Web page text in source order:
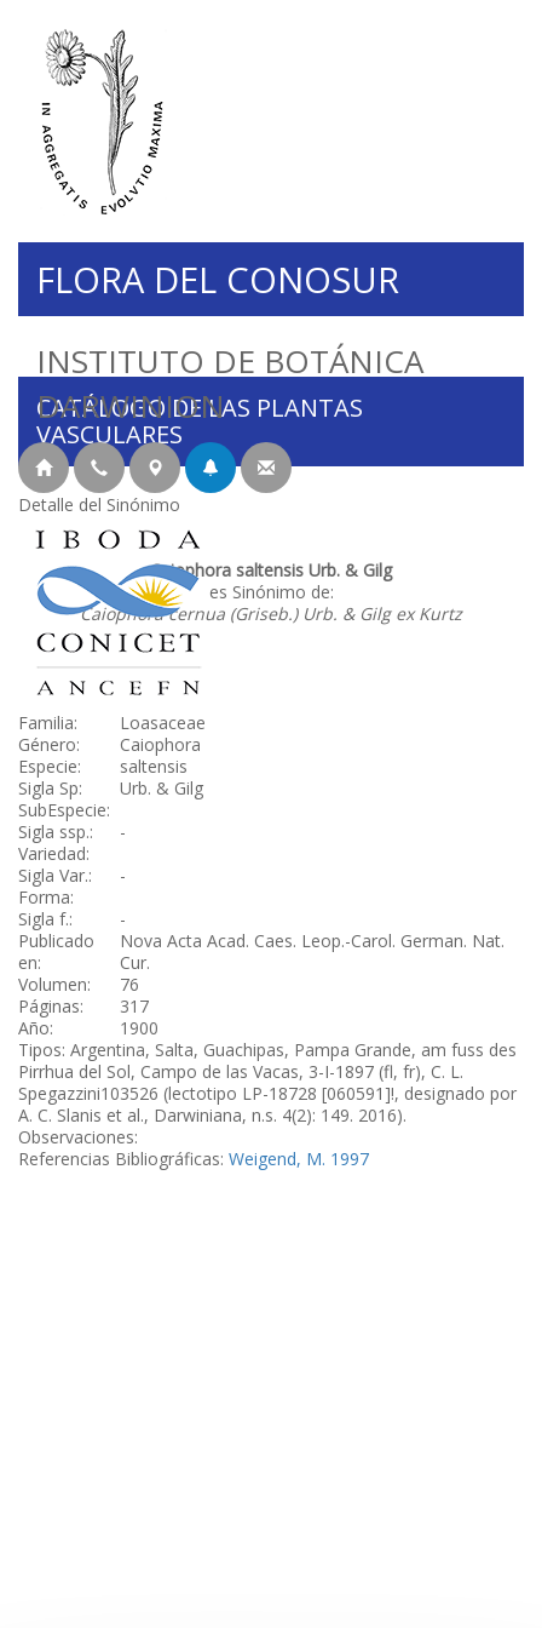
INSTITUTO DE BOTÁNICA
DARWINION
FLORA DEL CONOSUR
CATÁLOGO DE LAS PLANTAS
VASCULARES
Detalle del Sinónimo
Caiophora saltensis Urb. & Gilg
es Sinónimo de:
Caiophora cernua (Griseb.) Urb. & Gilg ex Kurtz
Familia:
Loasaceae
Género:
Caiophora
Especie:
saltensis
Sigla Sp:
Urb. & Gilg
SubEspecie:
Sigla ssp.:
-
Variedad:
Sigla Var.:
-
Forma:
Sigla f.:
-
Publicado
en:
Nova Acta Acad. Caes. Leop.-Carol. German. Nat.
Cur.
Volumen:
76
Páginas:
317
Año:
1900
Tipos: Argentina, Salta, Guachipas, Pampa Grande, am fuss des
Pirrhua del Sol, Campo de las Vacas, 3-I-1897 (fl, fr), C. L.
Spegazzini103526 (lectotipo LP-18728 [060591]!, designado por
A. C. Slanis et al., Darwiniana, n.s. 4(2): 149. 2016).
Observaciones:
Referencias Bibliográficas: Weigend, M. 1997